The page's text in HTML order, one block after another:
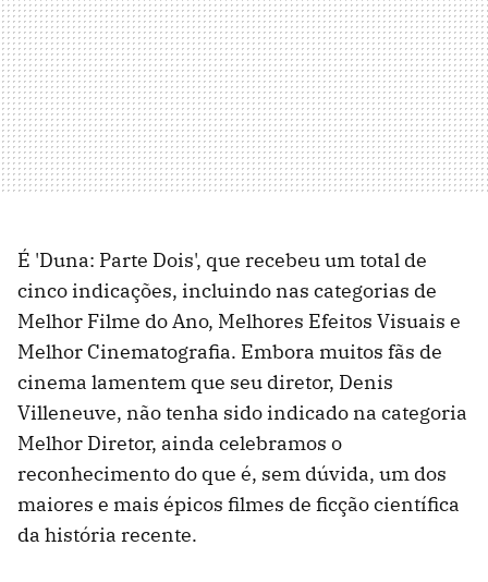
É 'Duna: Parte Dois', que recebeu um total de
cinco indicações, incluindo nas categorias de
Melhor Filme do Ano, Melhores Efeitos Visuais e
Melhor Cinematografia. Embora muitos fãs de
cinema lamentem que seu diretor, Denis
Villeneuve, não tenha sido indicado na categoria
Melhor Diretor, ainda celebramos o
reconhecimento do que é, sem dúvida, um dos
maiores e mais épicos filmes de ficção científica
da história recente.